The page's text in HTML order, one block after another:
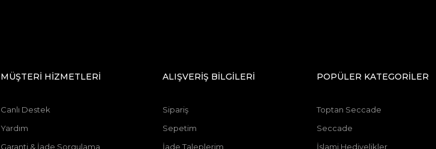
MÜŞTERİ HİZMETLERİ
Canlı Destek
Yardım
Garanti & İade Sorgulama
ALIŞVERİŞ BİLGİLERİ
Sipariş
Sepetim
İade Taleplerim
POPÜLER KATEGORİLER
Toptan Seccade
Seccade
İslami Hediyelikler